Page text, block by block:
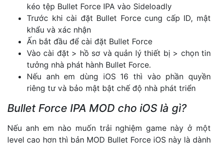
kéo tệp Bullet Force IPA vào Sideloadly
Trước khi cài đặt Bullet Force cung cấp ID, mật
khẩu và xác nhận
Ấn bắt đầu để cài đặt Bullet Force
Vào cài đặt > hồ sơ và quản lý thiết bị > chọn tin
tưởng nhà phát hành Bullet Force.
Nếu anh em dùng iOS 16 thì vào phần quyền
riêng tư và bảo mật bật chế độ nhà phát triển
Bullet Force IPA MOD cho iOS là gì?
Nếu anh em nào muốn trải nghiệm game này ở một
level cao hơn thì bản MOD Bullet Force iOS này là dành